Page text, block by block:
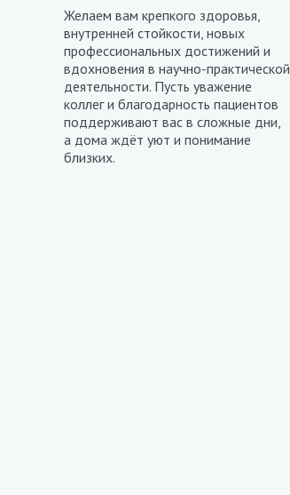
Желаем вам крепкого здоровья,
внутренней стойкости, новых
профессиональных достижений и
вдохновения в научно-практической
деятельности. Пусть уважение
коллег и благодарность пациентов
поддерживают вас в сложные дни,
а дома ждёт уют и понимание
близких.